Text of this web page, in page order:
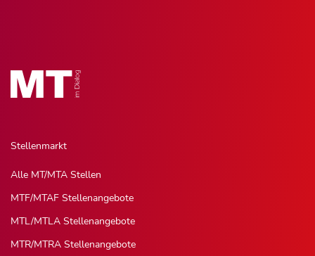
Stellenmarkt
Alle MT/MTA Stellen
MTF/MTAF Stellenangebote
MTL/MTLA Stellenangebote
MTR/MTRA Stellenangebote